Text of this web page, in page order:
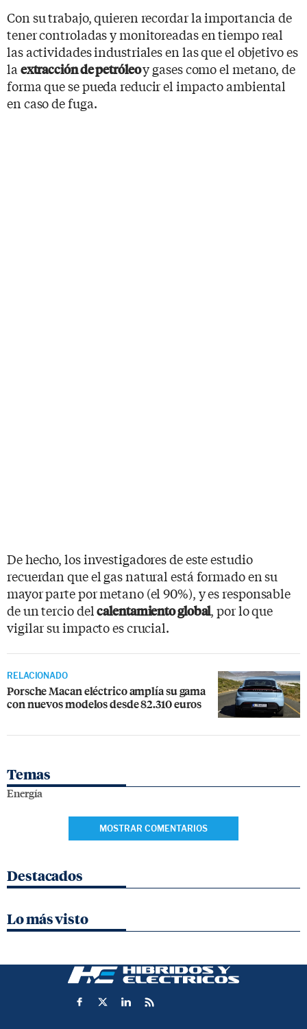
Con su trabajo, quieren recordar la importancia de
tener controladas y monitoreadas en tiempo real
las actividades industriales en las que el objetivo es
la extracción de petróleoy gases como el metano, de
forma que se pueda reducir el impacto ambiental
en caso de fuga.
De hecho, los investigadores de este estudio
recuerdan que el gas natural está formado en su
mayor parte por metano (el 90%), y es responsable
de un tercio delcalentamiento global, por lo que
vigilar su impacto es crucial.
RELACIONADO
Porsche Macan eléctrico amplía su gama
con nuevos modelos desde 82.310 euros
Temas
Energía
MOSTRAR COMENTARIOS
Destacados
Lo más visto